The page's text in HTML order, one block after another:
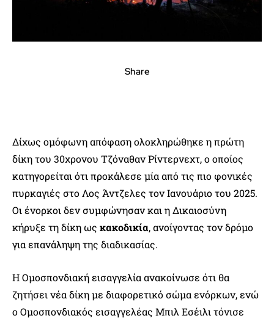
Share
Δίχως ομόφωνη απόφαση ολοκληρώθηκε η πρώτη
δίκη του 30χρονου Τζόναθαν Ρίντερνεχτ, ο οποίος
κατηγορείται ότι προκάλεσε μία από τις πιο φονικές
πυρκαγιές στο Λος Άντζελες τον Ιανουάριο του 2025.
Οι ένορκοι δεν συμφώνησαν και η Δικαιοσύνη
κήρυξε τη δίκη ως κακοδικία, ανοίγοντας τον δρόμο
για επανάληψη της διαδικασίας.
Η Ομοσπονδιακή εισαγγελία ανακοίνωσε ότι θα
ζητήσει νέα δίκη με διαφορετικό σώμα ενόρκων, ενώ
ο Ομοσπονδιακός εισαγγελέας Μπιλ Εσέιλι τόνισε